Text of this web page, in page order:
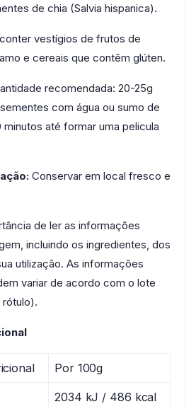
de chia (Salvia hispanica).
vestígios de frutos de
e cereais que contêm glúten.
recomendada: 20-25g
com água ou sumo de
minutos até formar uma pelicula
Conservar em local fresco e
de ler as informações
incluindo os ingredientes, dos
utilização. As informações
variar de acordo com o lote
Por 100g
2034 kJ / 486 kcal